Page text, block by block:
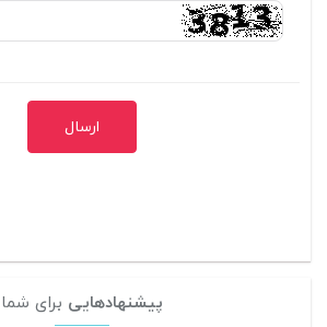
ارسال
پیشنهادهایی برای شما